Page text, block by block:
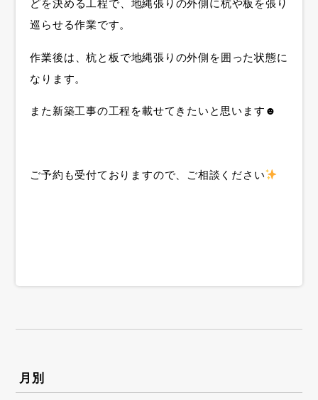
どを決める工程で、地縄張りの外側に杭や板を張り
巡らせる作業です。
作業後は、杭と板で地縄張りの外側を囲った状態に
なります。
また新築工事の工程を載せてきたいと思います☻
ご予約も受付ておりますので、ご相談ください
月別